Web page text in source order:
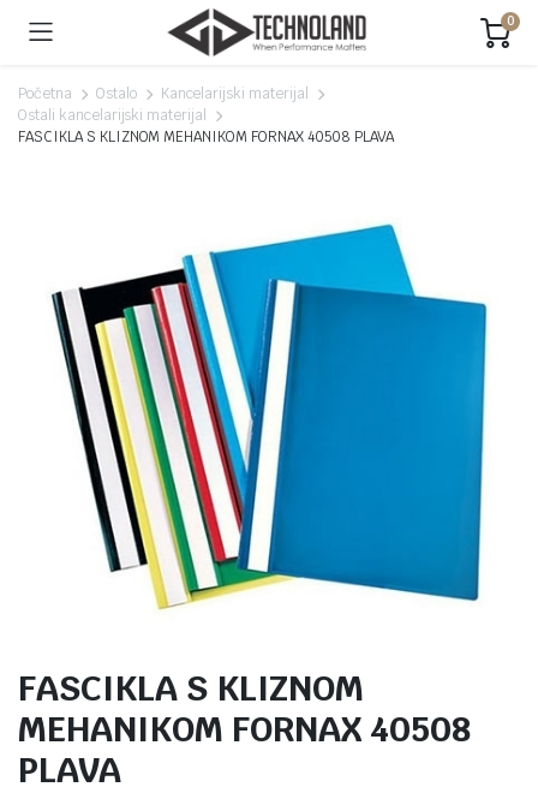
0
Početna Ostalo
Kancelarijski materijal
Ostali kancelarijski materijal
FASCIKLA S KLIZNOM MEHANIKOM FORNAX 40508 PLAVA
FASCIKLA S KLIZNOM
MEHANIKOM FORNAX 40508
PLAVA